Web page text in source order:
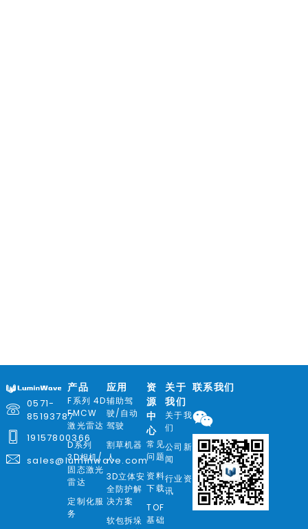
0571-
85193787
19157800366
sales@luminwave.com
产品
F系列 4D
FMCW
激光雷达
D系列
3D相机/
固态激光
雷达
定制化服
务
应用
辅助驾
驶/自动
驾驶
割草机器
人
3D立体安
全防护解
决方案
软包拆垛
资
源
中
心
常见
问题
资料
下载
TOF
基础
关于
我们
关于我
们
公司新
闻
行业资
讯
联系我们